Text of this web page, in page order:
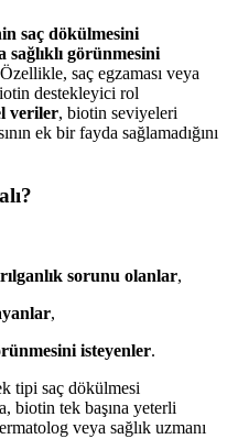
saç dökülmesini
sağlıklı görünmesini
saç egzaması veya
destekleyici rol
veriler, biotin seviyeleri
ek bir fayda sağlamadığını
sorunu olanlar,
,
isteyenler.
tipi saç dökülmesi
biotin tek başına yeterli
veya sağlık uzmanı